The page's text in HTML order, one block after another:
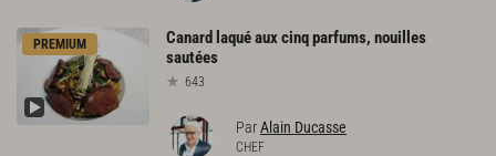
PREMIUM Canard laquéauxcinqparfums, nouilles
sautées
643
ParAlain Ducasse
CHEF